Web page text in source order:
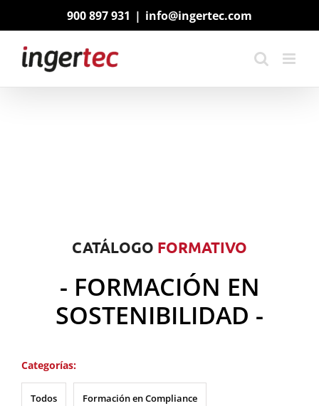
900 897 931 | info@ingertec.com
CATÁLOGO FORMATIVO
- FORMACIÓN EN
SOSTENIBILIDAD -
Categorías:
Todos Formación en Compliance